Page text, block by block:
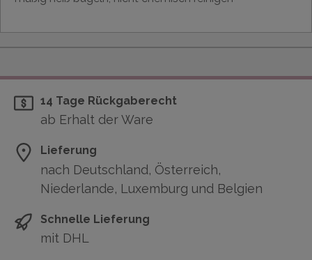
14 Tage Rückgaberecht
ab Erhalt der Ware
Lieferung
nach Deutschland, Österreich,
Niederlande, Luxemburg und Belgien
Schnelle Lieferung
mit DHL